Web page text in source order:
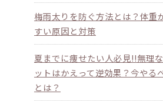
梅雨太りを防ぐ方法とは？体重
すい原因と対策
夏までに痩せたい人必見!!無理
ットはかえって逆効果？今やる
とは？